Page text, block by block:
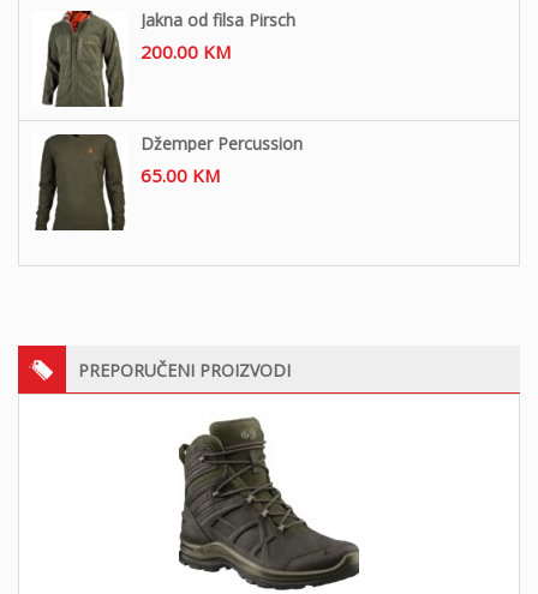
Jakna od filsa Pirsch
200.00 KM
Džemper Percussion
65.00 KM
PREPORUČENI PROIZVODI